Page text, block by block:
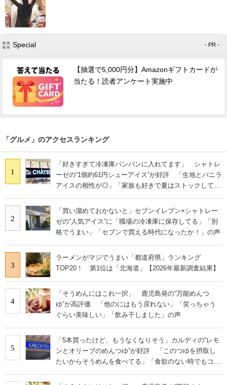
Special - PR -
【抽選で5,000円分】Amazonギフトカードが
当たる！読者アンケート実施中
「グルメ」のアクセスランキング
1
「好きすぎて冷凍庫パンパンに入れてます」 シャトレ
ーゼの“1個約61円シューアイス”が好評 「生地とバニラ
アイスの相性が◎」「家族も好きで夏はストックして
2
「買い溜めておかないと」セブンイレブン×シャトレー
ゼの“人気アイス”に「職場の冷凍庫に保存してる」「別
格でうまい」「セブンで買える時代になったか！」の声
3
ラーメンがマジでうまい「都道府県」ランキング
TOP20！ 第1位は「北海道」【2026年最新調査結果】
4
「そうめんにはこれ一択」 鹿児島発の“万能めんつ
ゆ”が高評価 「他のにはもう戻れない」「笑っちゃう
ぐらい美味しい」「飲み干しました」の声
5
「5本買ったけど、もうなくなりそう」カルディの“レモ
ンとオリーブのめんつゆ”が好評 「このつゆを摂取し
たいからそうめんを食べてる」「食欲のない時でもコレ